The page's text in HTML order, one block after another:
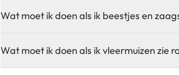
Wat moet ik doen als ik beestjes en
Wat moet ik doen als ik vleermuizen zie